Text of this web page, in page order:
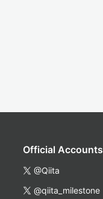
Official Accounts
@Qiita
@qiita_milestone